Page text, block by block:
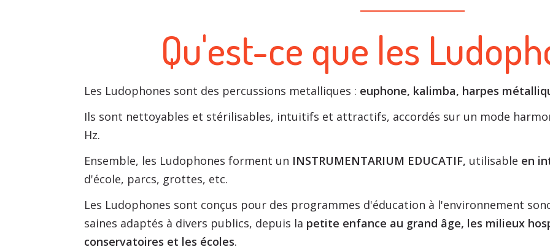
Qu'est-ce que les
Les Ludophones sont des percussions metalliques : euphone, kalimba, harpes
Ils sont nettoyables et stérilisables, intuitifs et attractifs, accordés sur​​​ un mode
Hz.
Ensemble, les Ludophones forment un INSTRUMENTARIUM EDUCATIF, utilisable en
d'école, parcs, grottes, etc.
Les Ludophones sont conçus pour des programmes d'éducation à l'environnement
saines adaptés à divers publics, depuis la petite enfance au grand âge, les milieux
conservatoires et les écoles.